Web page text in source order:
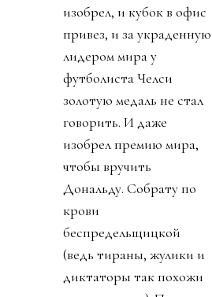
изобрел, и кубок в офис
привез, и за украденную
лидером мира у
футболиста Челси
золотую медаль не стал
говорить. И даже
изобрел премию мира,
чтобы вручить
Дональду. Собрату по
крови
беспредельщицкой
(ведь тираны, жулики и
диктаторы так похожи